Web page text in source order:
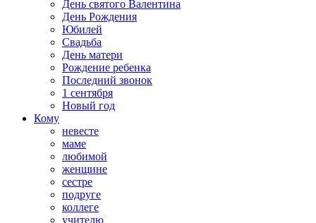
День святого Валентина
День Рождения
Юбилей
Свадьба
День матери
Рождение ребенка
Последний звонок
1 сентября
Новый год
Кому
невесте
маме
любимой
женщине
сестре
подруге
коллеге
учителю